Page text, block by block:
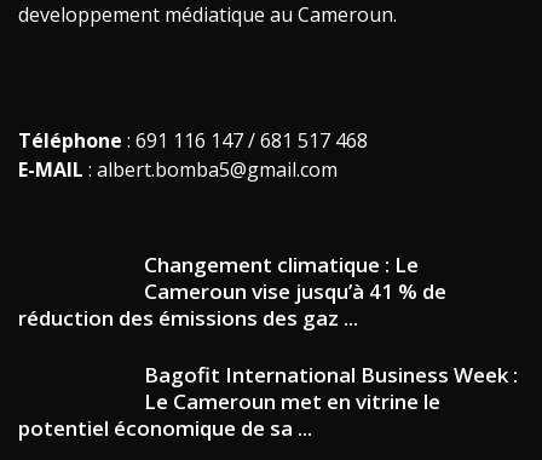
developpement médiatique au Cameroun.
Téléphone : 691 116 147 / 681 517 468
E-MAIL : albert.bomba5@gmail.com
Changement climatique : Le
Cameroun vise jusqu’à 41 % de
réduction des émissions des gaz ...
Bagofit International Business Week :
Le Cameroun met en vitrine le
potentiel économique de sa ...